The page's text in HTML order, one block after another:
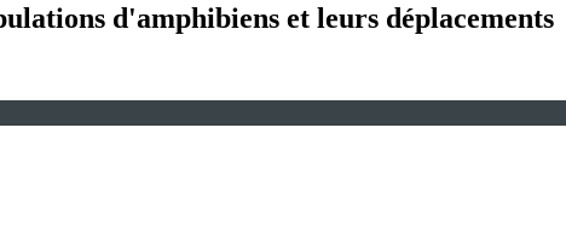
d'amphibiens et leurs déplacements